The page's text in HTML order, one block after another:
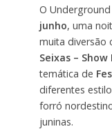
O
junho, uma
muita diversão
Seixas – Show
temática de
diferentes
forró
juninas.